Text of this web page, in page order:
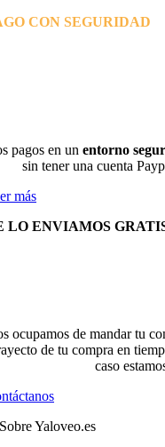
CON SEGURIDAD
pagos en un entorno
sin tener una cuenta
más
LO ENVIAMOS
ocupamos de mandar tu
de tu compra en
caso
Sobre Yaloveo.es